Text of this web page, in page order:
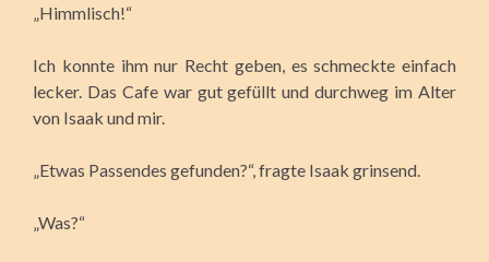
„Himmlisch!“
Ich konnte ihm nur Recht geben, es schmeckte einfach
lecker. Das Cafe war gut gefüllt und durchweg im Alter
von Isaak und mir.
„Etwas Passendes gefunden?“, fragte Isaak grinsend.
„Was?“